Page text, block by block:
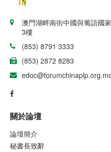
澳門湖畔南街中國與葡語國
3樓
(853) 8791 3333
(853) 2872 8283
關於論壇
論壇簡介
秘書長致辭